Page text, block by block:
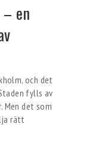
en
och det
fylls av
Men det som
rätt